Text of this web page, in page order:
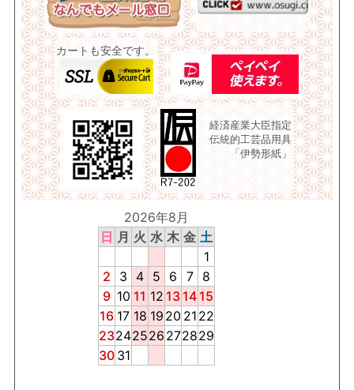
カートも安全です。
経済産業大臣指定
伝統的工芸品用具
「伊勢形紙」
2026年8月
日 月 火 水 木 金 土
1
2
3 4 5 6 7
8
9 10 11 12 13 14 15
16 17 18 19 20 21 22
23242526 272829
30 31